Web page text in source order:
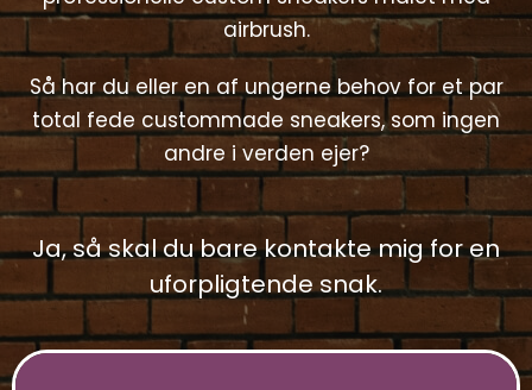
airbrush.
Så har du eller en af ungerne behov for et par
total fede custommade sneakers, som ingen
andre i verden ejer?
Ja, så skal du bare kontakte mig for en
uforpligtende snak.